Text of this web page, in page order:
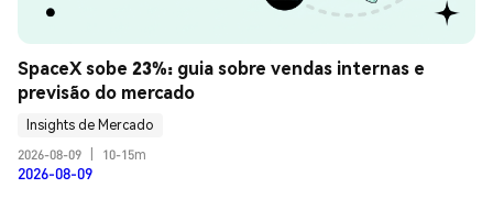
SpaceX sobe 23%: guia sobre vendas internas e
previsão do mercado
Insights de Mercado
2026-08-09
10-15m
2026-08-09